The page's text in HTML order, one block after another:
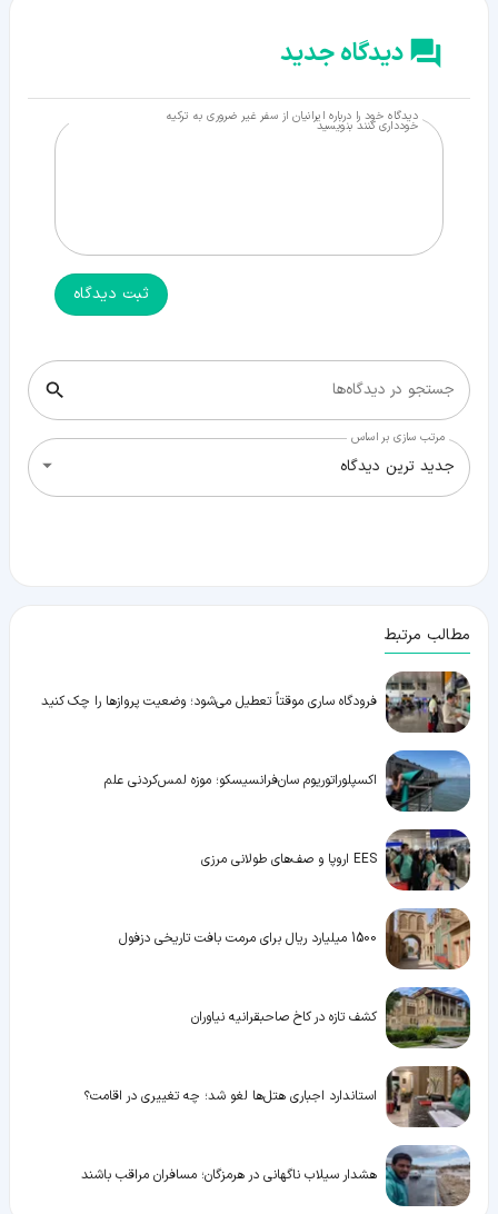
دیدگاه جدید
دیدگاه خود را درباره ایرانیان از سفر غیر ضروری به ترکیه
خودداری کنند بنویسید
ثبت دیدگاه
جستجو در دیدگاه‌ها
مرتب سازی بر اساس
جدید ترین دیدگاه
مطالب مرتبط
فرودگاه ساری موقتاً تعطیل می‌شود؛ وضعیت پروازها را چک کنید
اکسپلوراتوریوم سان‌فرانسیسکو؛ موزه لمس‌کردنی علم
EES اروپا و صف‌های طولانی مرزی
1500 میلیارد ریال برای مرمت بافت تاریخی دزفول
کشف تازه در کاخ صاحبقرانیه نیاوران
استاندارد اجباری هتل‌ها لغو شد؛ چه تغییری در اقامت؟
هشدار سیلاب ناگهانی در هرمزگان؛ مسافران مراقب باشند